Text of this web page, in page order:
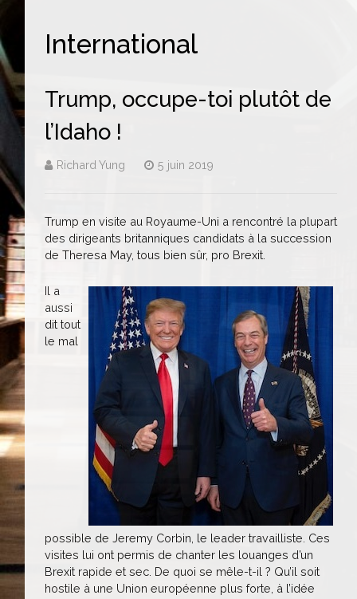
International
Trump, occupe-toi plutôt de
l’Idaho !
Richard Yung 5 juin 2019
Trump en visite au Royaume-Uni a rencontré la plupart
des dirigeants britanniques candidats à la succession
de Theresa May, tous bien sûr, pro Brexit.
Il a
aussi
dit tout
le mal
possible de Jeremy Corbin, le leader travailliste. Ces
visites lui ont permis de chanter les louanges d’un
Brexit rapide et sec. De quoi se mêle-t-il ? Qu’il soit
hostile à une Union européenne plus forte, à l’idée